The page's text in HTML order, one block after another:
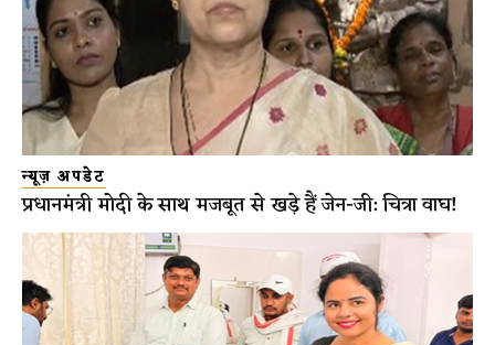
न्यूज़ अपडेट
प्रधानमंत्री मोदी के साथ मजबूत से खड़े हैं जेन-जी: चित्रा वाघ!